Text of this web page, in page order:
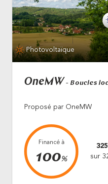
Photovoltaïque
OneMW - Boucles
Proposé par OneMW
Financé à
100%
sur